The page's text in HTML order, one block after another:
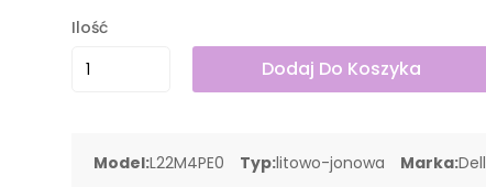
Ilość
Dodaj Do Koszyka
Model:L22M4PE0 Typ:litowo-jonowa Marka:Dell